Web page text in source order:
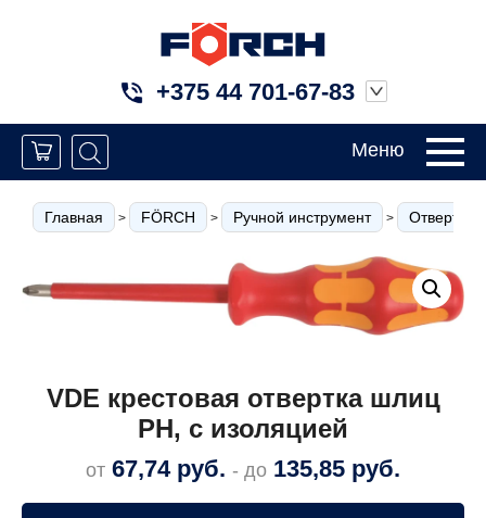
+375 44 701-67-83
Меню
Главная > FÖRCH > Ручной инструмент > Отвертки
VDE крестовая отвертка шлиц
РН, с изоляцией
от 67,74 руб. - до 135,85 руб.